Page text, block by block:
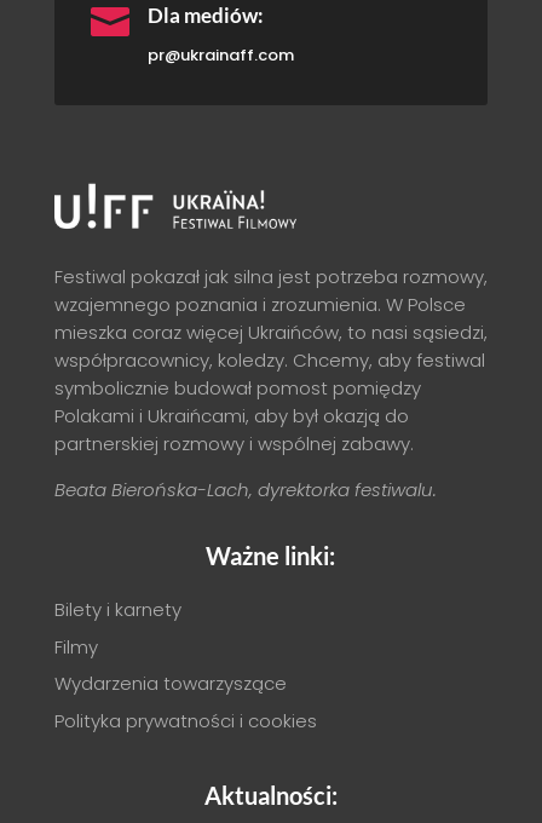
 Dla mediów:
pr@ukrainaff.com
Festiwal pokazał jak silna jest potrzeba rozmowy,
wzajemnego poznania i zrozumienia. W Polsce
mieszka coraz więcej Ukraińców, to nasi sąsiedzi,
współpracownicy, koledzy. Chcemy, aby festiwal
symbolicznie budował pomost pomiędzy
Polakami i Ukraińcami, aby był okazją do
partnerskiej rozmowy i wspólnej zabawy.
Beata Bierońska-Lach, dyrektorka festiwalu.
Ważne linki:
Bilety i karnety
Filmy
Wydarzenia towarzyszące
Polityka prywatności i cookies
Aktualności: